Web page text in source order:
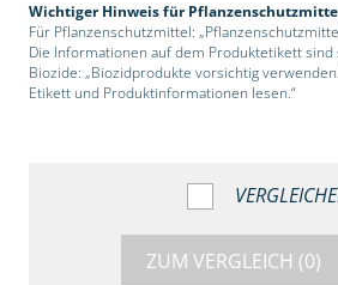
Wichtiger Hinweis für
Für Pflanzenschutzmittel:
Die Informationen auf dem Produktetikett sind
Biozide: „Biozidprodukte vorsichtig
Etikett und Produktinformationen lesen.“
ZUM VERGLEICH (0)